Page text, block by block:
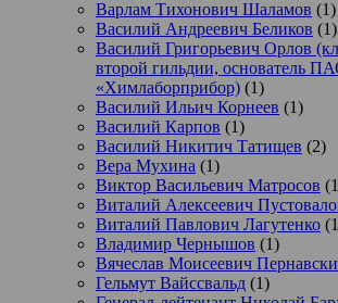
Варлам Тихонович Шаламов (1)
Василий Андреевич Беликов (1)
Василий Григорьевич Орлов
второй гильдии, основатель
«Химлаборприбор) (1)
Василий Ильич Корнеев (1)
Василий Карпов (1)
Василий Никитич Татищев (2)
Вера Мухина (1)
Виктор Васильевич Матросов
Виталий Алексеевич
Виталий Павлович Лагутенко
Владимир Чернышов (1)
Вячеслав Моисеевич
Гельмут Вайссвальд (1)